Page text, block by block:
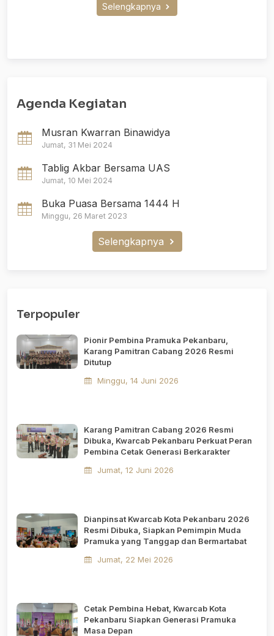
Selengkapnya
Agenda Kegiatan
Musran Kwarran Binawidya
Jumat, 31 Mei 2024
Tablig Akbar Bersama UAS
Jumat, 10 Mei 2024
Buka Puasa Bersama 1444 H
Minggu, 26 Maret 2023
Selengkapnya
Terpopuler
Pionir Pembina Pramuka Pekanbaru,
Karang Pamitran Cabang 2026 Resmi
Ditutup
Minggu, 14 Juni 2026
Karang Pamitran Cabang 2026 Resmi
Dibuka, Kwarcab Pekanbaru Perkuat Peran
Pembina Cetak Generasi Berkarakter
Jumat, 12 Juni 2026
Dianpinsat Kwarcab Kota Pekanbaru 2026
Resmi Dibuka, Siapkan Pemimpin Muda
Pramuka yang Tanggap dan Bermartabat
Jumat, 22 Mei 2026
Cetak Pembina Hebat, Kwarcab Kota
Pekanbaru Siapkan Generasi Pramuka
Masa Depan